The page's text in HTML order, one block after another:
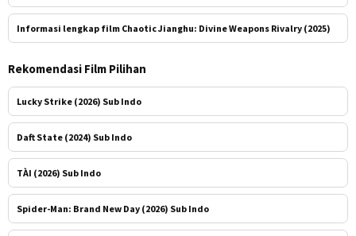
Informasi lengkap film Chaotic Jianghu: Divine Weapons Rivalry (2025)
Rekomendasi Film Pilihan
Lucky Strike (2026) Sub Indo
Daft State (2024) Sub Indo
TÀI (2026) Sub Indo
Spider-Man: Brand New Day (2026) Sub Indo